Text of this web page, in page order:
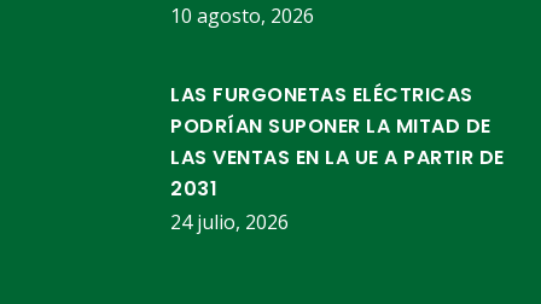
10 agosto, 2026
LAS FURGONETAS ELÉCTRICAS
PODRÍAN SUPONER LA MITAD DE
LAS VENTAS EN LA UE A PARTIR DE
2031
24 julio, 2026